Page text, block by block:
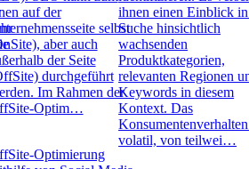
auf der
selbst
aber auch
der Seite
durchgeführt
Im Rahmen der
Optim…
Optimierung
ihnen einen Einblick
Suche hinsichtlich
wachsenden
Produktkategorien,
relevanten Regionen
Keywords in diesem
Kontext. Das
volatil, von teilwei…